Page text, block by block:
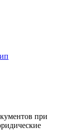
при